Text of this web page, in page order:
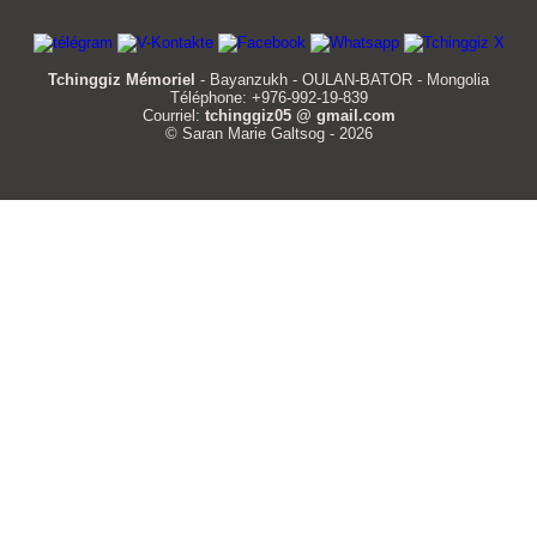
Tchinggiz Mémoriel - Bayanzukh - OULAN-BATOR - Mongolia
Téléphone: +976-992-19-839
Courriel: tchinggiz05 @ gmail.com
© Saran Marie Galtsog - 2026